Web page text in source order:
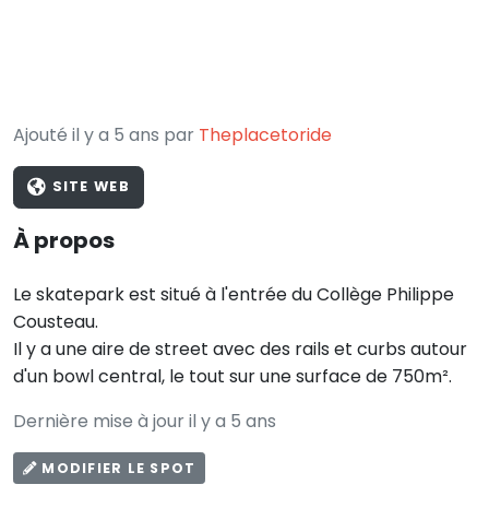
Ajouté il y a 5 ans par Theplacetoride
SITE WEB
À propos
Le skatepark est situé à l'entrée du Collège Philippe
Cousteau.
Il y a une aire de street avec des rails et curbs autour
d'un bowl central, le tout sur une surface de 750m².
Dernière mise à jour il y a 5 ans
MODIFIER LE SPOT